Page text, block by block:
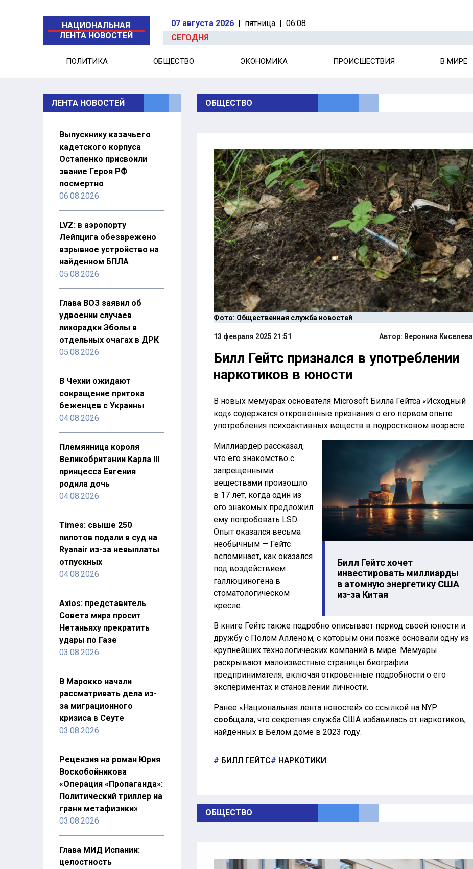
НАЦИОНАЛЬНАЯ
ЛЕНТА НОВОСТЕЙ
07 августа 2026 | пятница | 06:08
СЕГОДНЯ
ПОЛИТИКА ОБЩЕСТВО ЭКОНОМИКА ПРОИСШЕСТВИЯ В МИРЕ
ЛЕНТА НОВОСТЕЙ
Выпускнику казачьего
кадетского корпуса
Остапенко присвоили
звание Героя РФ
посмертно
06.08.2026
LVZ: в аэропорту
Лейпцига обезврежено
взрывное устройство на
найденном БПЛА
05.08.2026
Глава ВОЗ заявил об
удвоении случаев
лихорадки Эболы в
отдельных очагах в ДРК
05.08.2026
В Чехии ожидают
сокращение притока
беженцев с Украины
04.08.2026
Племянница короля
Великобритании Карла III
принцесса Евгения
родила дочь
04.08.2026
Times: свыше 250
пилотов подали в суд на
Ryanair из-за невыплаты
отпускных
04.08.2026
Axios: представитель
Совета мира просит
Нетаньяху прекратить
удары по Газе
03.08.2026
В Марокко начали
рассматривать дела из-
за миграционного
кризиса в Сеуте
03.08.2026
Рецензия на роман Юрия
Воскобойникова
«Операция «Пропаганда»:
Политический триллер на
грани метафизики»
03.08.2026
Глава МИД Испании:
целостность
ОБЩЕСТВО
Фото: Общественная служба новостей
13 февраля 2025 21:51 Автор: Вероника Киселева
Билл Гейтс признался в употреблении
наркотиков в юности
В новых мемуарах основателя Microsoft Билла Гейтса «Исходный
код» содержатся откровенные признания о его первом опыте
употребления психоактивных веществ в подростковом возрасте.
Билл Гейтс хочет
инвестировать миллиарды
в атомную энергетику США
из-за Китая
Миллиардер рассказал,
что его знакомство с
запрещенными
веществами произошло
в 17 лет, когда один из
его знакомых предложил
ему попробовать LSD.
Опыт оказался весьма
необычным — Гейтс
вспоминает, как оказался
под воздействием
галлюциногена в
стоматологическом
кресле.
В книге Гейтс также подробно описывает период своей юности и
дружбу с Полом Алленом, с которым они позже основали одну из
крупнейших технологических компаний в мире. Мемуары
раскрывают малоизвестные страницы биографии
предпринимателя, включая откровенные подробности о его
экспериментах и становлении личности.
Ранее «Национальная лента новостей» со ссылкой на NYP
сообщала, что секретная служба США избавилась от наркотиков,
найденных в Белом доме в 2023 году.
БИЛЛ ГЕЙТС НАРКОТИКИ
ОБЩЕСТВО